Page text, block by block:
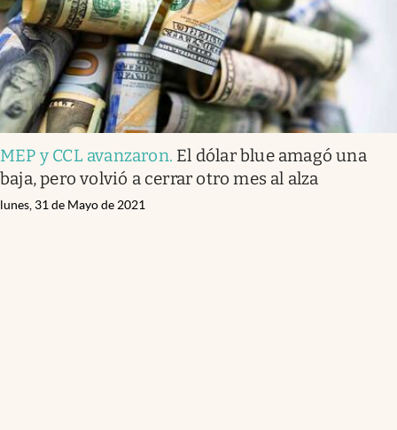
MEP y CCL avanzaron. El dólar blue amagó una
baja, pero volvió a cerrar otro mes al alza
lunes, 31 de Mayo de 2021